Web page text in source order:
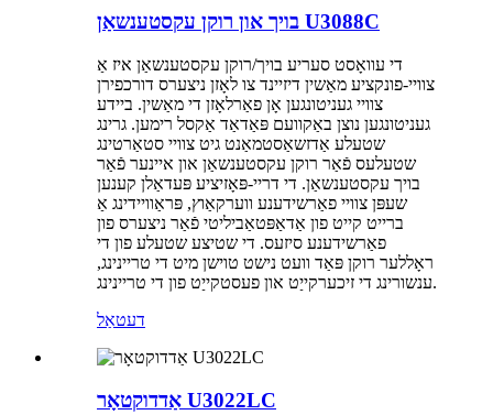
בויך און רוקן עקסטענשאַן U3088C
די עוואָסט סעריע בויך/רוקן עקסטענשאַן איז אַ
צוויי-פונקציע מאַשין דיזיינד צו לאָזן ניצערס דורכפירן
צוויי געניטונגען אָן פאַרלאָזן די מאַשין. ביידע
געניטונגען נוצן באַקוועם פּאַדאַד אַקסל רימען. גרינג
שטעלע אַדזשאַסטמאַנט גיט צוויי סטאַרטינג
שטעלעס פֿאַר רוקן עקסטענשאַן און איינער פֿאַר
בויך עקסטענשאַן. די דריי-פּאָזיציע פּעדאַלן קענען
שעפּן צוויי פאַרשידענע ווערקאַוץ, פּראַוויידינג אַ
ברייט קייט פון אַדאַפּטאַביליטי פֿאַר ניצערס פון
פאַרשידענע סיזעס. די שטיצע שטעלע פון ​​​​די
ראָללער רוקן פּאַד וועט נישט טוישן מיט די טריינינג,
ענשורינג די זיכערקייַט און פעסטקייַט פון די טריינינג.
דעטאַל
אַדדוקטאָר U3022LC